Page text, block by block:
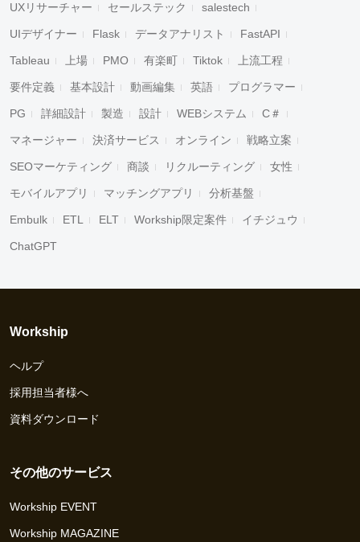
UXリサーチャー セールステック salestech
UIデザイナー Flask データアナリスト FastAPI
Tableau 上場 PMO 有楽町 Tiktok 上流工程
要件定義 基本設計 動画編集 英語 プログラマー
PG 詳細設計 製造 設計 WEBシステム C＃
マネージャー 決済サービス オンライン 戦略立案
SEOマーケティング 商談 リクルーティング 女性
モバイルアプリ マッチングアプリ 分析基盤
Embulk ETL ELT Workship限定案件 イチジュウ
ChatGPT
Workship
ヘルプ
採用担当者様へ
資料ダウンロード
その他のサービス
Workship EVENT
Workship MAGAZINE